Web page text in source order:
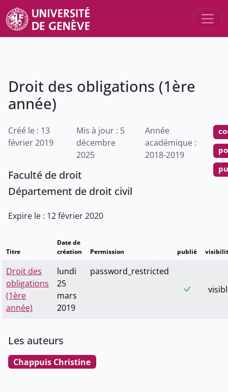
Droit des obligations (1ère
année)
Créé le : 13
février 2019
Mis à jour : 5
décembre
2025
Année
académique :
2018-2019
Faculté de droit
Département de droit civil
Expire le : 12 février 2020
Titre
Date de
création
Permission publié
Droit des
obligations
(1ère
année)
lundi
25
mars
2019
password_restricted
Les auteurs
Chappuis Christine